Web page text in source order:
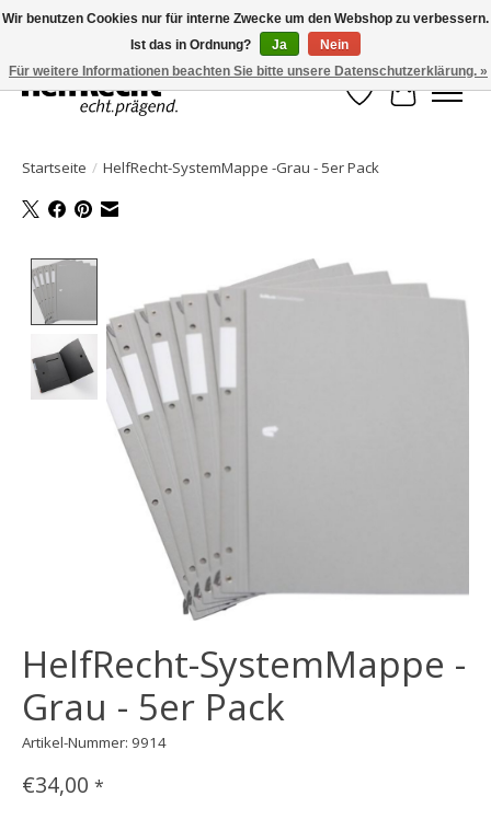
HelfRecht-Planer | Jahresaktualisierungen | Zubehör
Wunschzettel
Ihr
Startseite / HelfRecht-SystemMappe -Grau - 5er Pack
Product image slideshow Items
HelfRecht-SystemMappe -
Grau - 5er Pack
Artikel-Nummer: 9914
€34,00 *
Wir benutzen Cookies nur für interne Zwecke um den Webshop zu verbessern.
Ist das in Ordnung?
Ja
Nein
Für weitere Informationen beachten Sie bitte unsere Datenschutzerklärung. »